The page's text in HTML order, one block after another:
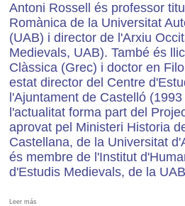
Antoni Rossell és professor
Romànica de la Universitat
(UAB) i director de l'Arxiu
Medievals, UAB). També és
Clàssica (Grec) i doctor en
estat director del Centre
l'Ajuntament de Castelló
l'actualitat forma part del
aprovat pel Ministeri Historia
Castellana, de la Universitat
és membre de l'Institut
d'Estudis Medievals, de la
Leer más